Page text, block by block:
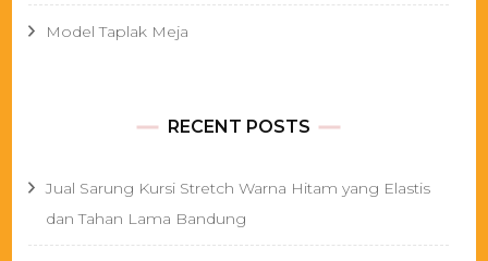
Model Taplak Meja
RECENT POSTS
Jual Sarung Kursi Stretch Warna Hitam yang Elastis
dan Tahan Lama Bandung